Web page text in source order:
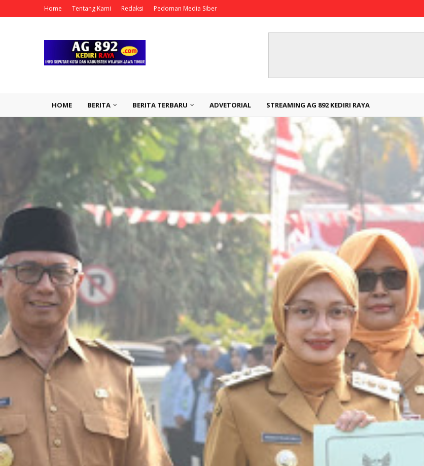
Home Tentang Kami Redaksi Pedoman Media Siber
HOME BERITA BERITA TERBARU ADVETORIAL STREAMING AG 892 KEDIRI RAYA